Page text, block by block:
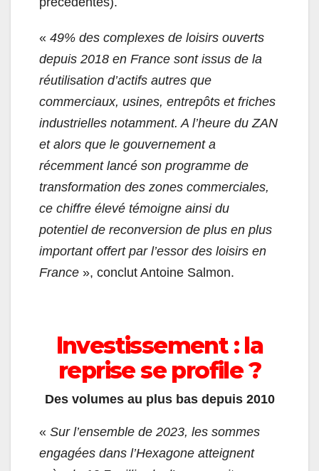
« 49% des complexes de loisirs ouverts
depuis 2018 en France sont issus de la
réutilisation d’actifs autres que
commerciaux, usines, entrepôts et friches
industrielles notamment. A l’heure du ZAN
et alors que le gouvernement a
récemment lancé son programme de
transformation des zones commerciales,
ce chiffre élevé témoigne ainsi du
potentiel de reconversion de plus en plus
important offert par l’essor des loisirs en
France », conclut Antoine Salmon.
lnvestissement : la
reprise se profile ?
Des volumes au plus bas depuis 2010
« Sur l’ensemble de 2023, les sommes
engagées dans l’Hexagone atteignent